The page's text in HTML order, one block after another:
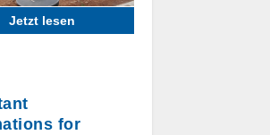
Jetzt lesen
for